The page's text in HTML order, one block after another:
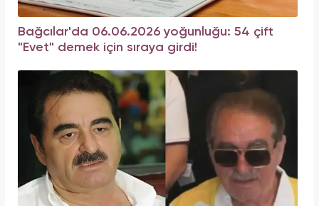
Bağcılar'da 06.06.2026 yoğunluğu: 54 çift
"Evet" demek için sıraya girdi!